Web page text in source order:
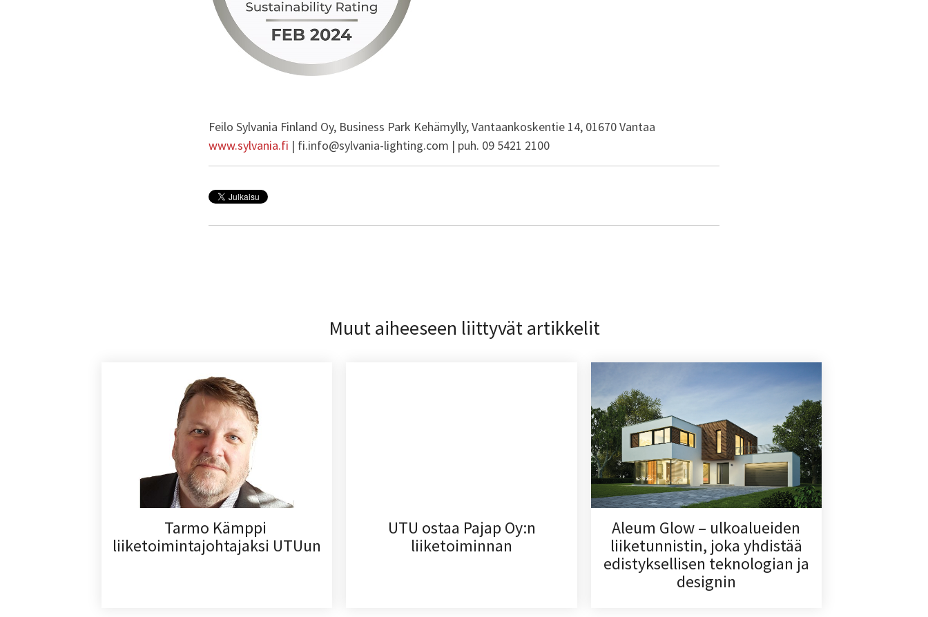
Feilo Sylvania Finland Oy, Business Park Kehämylly, Vantaankoskentie 14, 01670 Vantaa
www.sylvania.fi | fi.info@sylvania-lighting.com | puh. 09 5421 2100
Muut aiheeseen liittyvät artikkelit
Tarmo Kämppi
liiketoimintajohtajaksi UTUun
UTU ostaa Pajap Oy:n
liiketoiminnan
Aleum Glow – ulkoalueiden
liiketunnistin, joka yhdistää
edistyksellisen teknologian ja
designin